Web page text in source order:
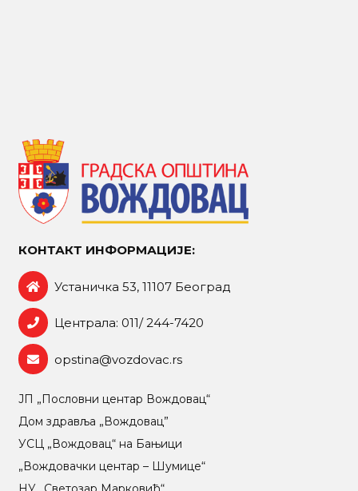
КОНТАКТ ИНФОРМАЦИЈЕ:
Устаничка 53, 11107 Београд
Централа: 011/ 244-7420
opstina@vozdovac.rs
ЈП „Пословни центар Вождовац“
Дом здравља „Вождовац”
УСЦ „Вождовац“ на Бањици
„Вождовачки центар – Шумице“